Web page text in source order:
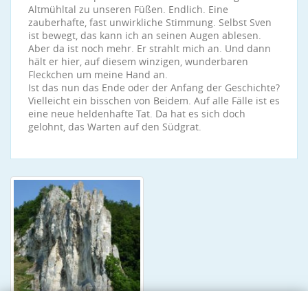
Altmühltal zu unseren Füßen. Endlich. Eine
zauberhafte, fast unwirkliche Stimmung. Selbst Sven
ist bewegt, das kann ich an seinen Augen ablesen.
Aber da ist noch mehr. Er strahlt mich an. Und dann
hält er hier, auf diesem winzigen, wunderbaren
Fleckchen um meine Hand an.
Ist das nun das Ende oder der Anfang der Geschichte?
Vielleicht ein bisschen von Beidem. Auf alle Fälle ist es
eine neue heldenhafte Tat. Da hat es sich doch
gelohnt, das Warten auf den Südgrat.